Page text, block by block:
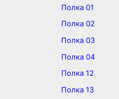
Полка 01
Полка 02
Полка 03
Полка 04
Полка 12
Полка 13